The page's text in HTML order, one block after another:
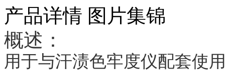
产品详情 图片集锦
概述：
用于与汗渍色牢度仪配套使